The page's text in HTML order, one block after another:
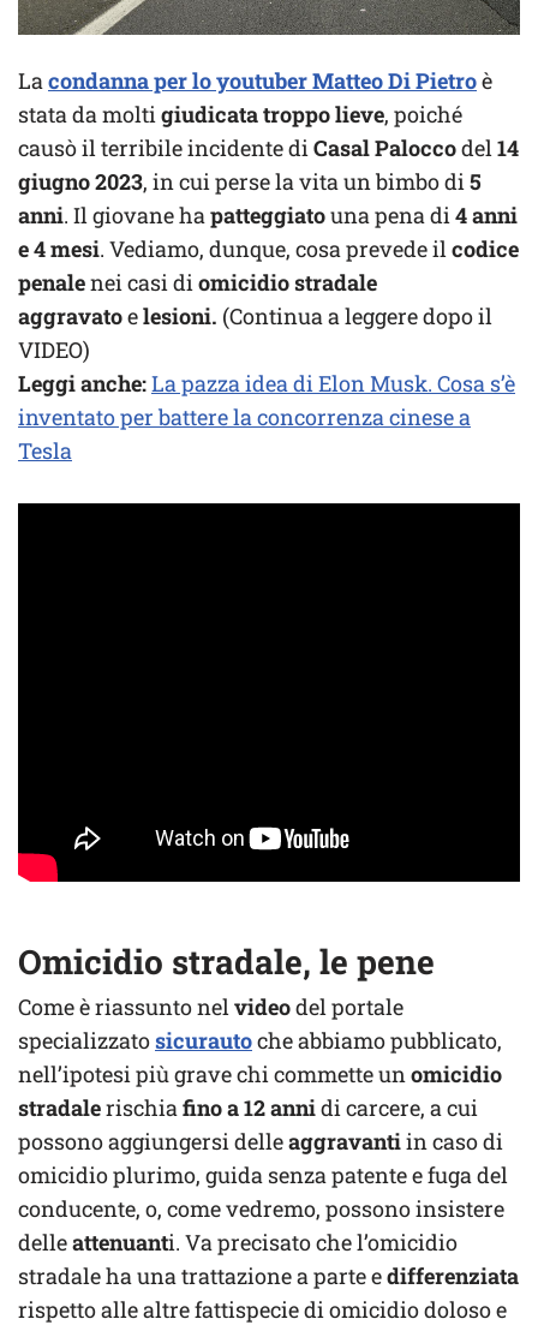
La condanna per lo youtuber Matteo Di Pietroè
stata da molti giudicata troppo lieve, poiché
causò il terribile incidente di Casal Paloccodel 14
giugno 2023, in cui perse la vita un bimbo di 5
anni. Il giovane ha patteggiatouna pena di 4 anni
e 4 mesi. Vediamo, dunque, cosa prevede il codice
penalenei casi di omicidio stradale
aggravatoelesioni. (Continua a leggere dopo il
VIDEO)
Leggi anche:La pazza idea di Elon Musk. Cosa s’è
inventato per battere la concorrenza cinese a
Tesla
Omicidio stradale, le pene
Come è riassunto nel videodel portale
specializzatosicurautoche abbiamo pubblicato,
nell’ipotesi più grave chi commette un omicidio
stradalerischia fino a 12 annidi carcere, a cui
possono aggiungersi delleaggravantiin caso di
omicidio plurimo, guida senza patente e fuga del
conducente, o, come vedremo, possono insistere
delleattenuanti. Va precisato che l’omicidio
stradale ha una trattazione a parte edifferenziata
rispetto alle altre fattispecie di omicidio doloso e